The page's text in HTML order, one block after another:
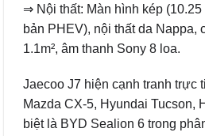
⇒ Nội thất: Màn hình kép
bản PHEV), nội thất da Nappa,
1.1m², âm thanh Sony 8 loa.
Jaecoo J7 hiện cạnh tranh trực
Mazda CX-5, Hyundai Tucson,
biệt là BYD Sealion 6 trong